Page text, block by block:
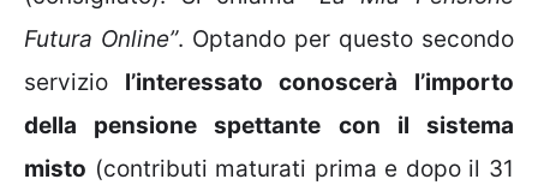
Futura Online”. Optando per questo secondo
servizio l’interessato conoscerà l’importo
della pensione spettante con il sistema
misto (contributi maturati prima e dopo il 31